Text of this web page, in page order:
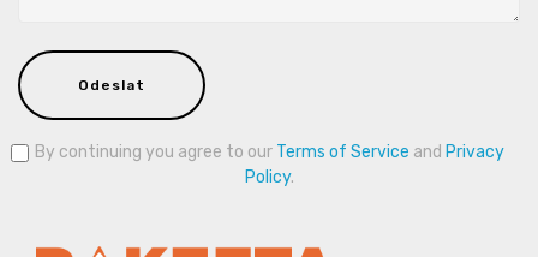
Odeslat
By continuing you agree to our Terms of Service and Privacy
Policy.